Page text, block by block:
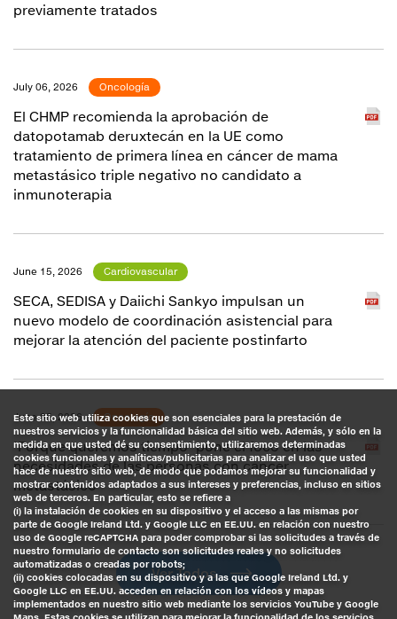
previamente tratados
July 06, 2026 Oncología
El CHMP recomienda la aprobación de
datopotamab deruxtecán en la UE como
tratamiento de primera línea en cáncer de mama
metastásico triple negativo no candidato a
inmunoterapia
June 15, 2026 Cardiovascular
SECA, SEDISA y Daiichi Sankyo impulsan un
nuevo modelo de coordinación asistencial para
mejorar la atención del paciente postinfarto
June 05, 2026 Oncología
‘Porque queremos tiempo’ pone el foco en las
necesidades de las personas con cáncer
metastásico
Ver Todos
Este sitio web utiliza cookies que son esenciales para la prestación de
nuestros servicios y la funcionalidad básica del sitio web. Además, y sólo en la
medida en que usted dé su consentimiento, utilizaremos determinadas
cookies funcionales y analíticas/publicitarias para analizar el uso que usted
hace de nuestro sitio web, de modo que podamos mejorar su funcionalidad y
mostrar contenidos adaptados a sus intereses y preferencias, incluso en sitios
web de terceros. En particular, esto se refiere a
(i) la instalación de cookies en su dispositivo y el acceso a las mismas por
parte de Google Ireland Ltd. y Google LLC en EE.UU. en relación con nuestro
uso de Google reCAPTCHA para poder comprobar si las solicitudes a través de
nuestro formulario de contacto son solicitudes reales y no solicitudes
automatizadas o creadas por robots;
(ii) cookies colocadas en su dispositivo y a las que Google Ireland Ltd. y
Google LLC en EE.UU. acceden en relación con los vídeos y mapas
implementados en nuestro sitio web mediante los servicios YouTube y Google